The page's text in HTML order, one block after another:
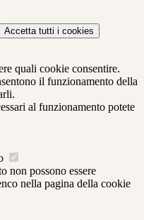
Accetta tutti i cookies
quali cookie consentire.
il funzionamento della
al funzionamento potete
non possono essere
nella pagina della cookie